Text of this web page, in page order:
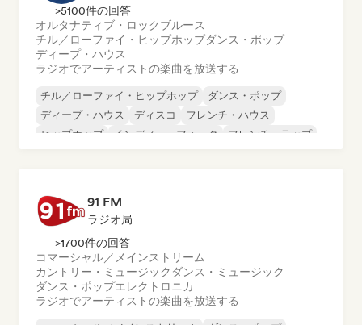
>5100件の回答
オルタナティブ・ロックブルース
チル／ローファイ・ヒップホップダンス・ポップ
ディープ・ハウス
ラジオでアーティストの楽曲を放送する
チル／ローファイ・ヒップホップ
ダンス・ポップ
ディープ・ハウス
ディスコ
フレンチ・ハウス
ヒップホップ
インディー・フォーク フレンチ・ラップ
91 FM
ラジオ局
>1700件の回答
コマーシャル／メインストリーム
カントリー・ミュージック ダンス・ミュージック
ダンス・ポップエレクトロニカ
ラジオでアーティストの楽曲を放送する